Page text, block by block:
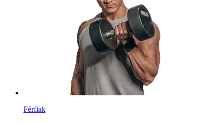
Férfiak